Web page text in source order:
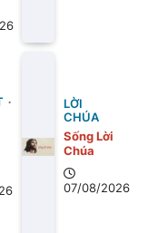
LỜI
CHÚA
Sống Lời
Chúa
07/08/2026